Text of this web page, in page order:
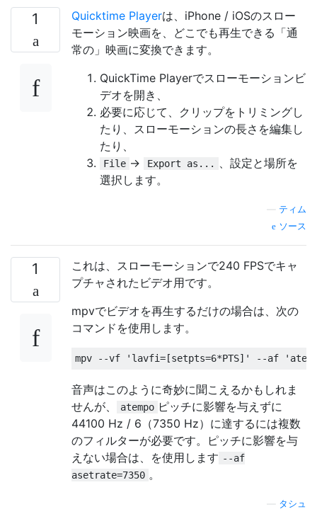
1 Quicktime Playerは、iPhone / iOSのスロー
モーション映画を、どこでも再生できる「通
常の」映画に変換できます。
QuickTime Playerでスローモーションビ
デオを開き、
必要に応じて、クリップをトリミングし
たり、スローモーションの長さを編集し
たり、
File -> Export as...
、設定と場所を
選択します。
ティム
ソース
1
これは、スローモーションで240 FPSでキャ
プチャされたビデオ用です。
mpvでビデオを再生するだけの場合は、次の
コマンドを使用します。
音声はこのように奇妙に聞こえるかもしれま
せんが、
atempo ピッチに影響を与えずに
44100 Hz / 6（7350 Hz）に達するには複数
のフィルターが必要です。ピッチに影響を与
えない場合は、を使用します --af
asetrate=7350 。
タシュ